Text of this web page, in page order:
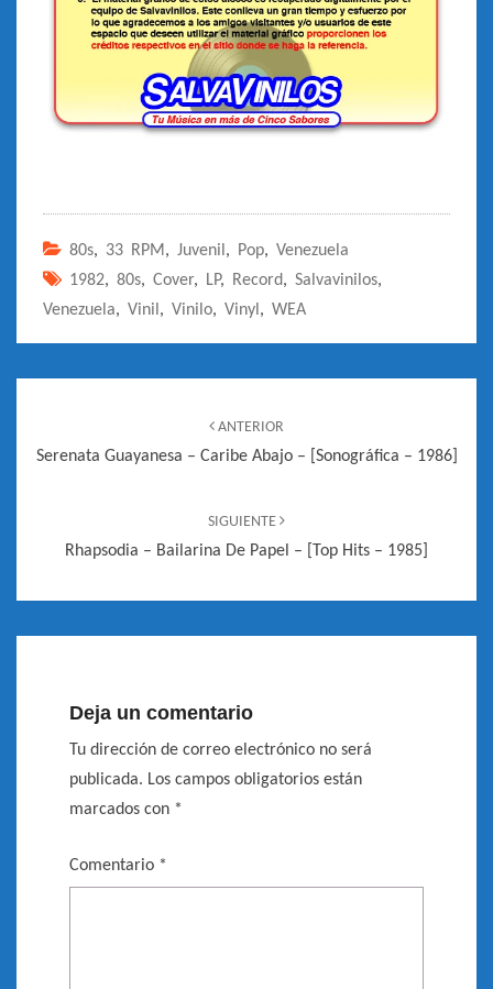
80s, 33 RPM , Juvenil , Pop, Venezuela
1982, 80s, Cover, LP, Record, Salvavinilos,
Venezuela, Vinil , Vinilo, Vinyl , WEA
entradas
ANTERIOR
Serenata Guayanesa – Caribe Abajo – [Sonográfica – 1986]
SIGUIENTE
Rhapsodia – Bailarina De Papel – [Top Hits – 1985]
Deja un comentario
Tu dirección de correo electrónico no será
publicada. Los campos obligatorios están
marcados con *
Comentario *